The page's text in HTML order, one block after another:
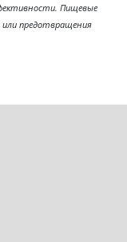
Пищевые
или предотвращения